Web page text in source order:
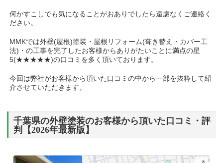
何かすこしでも気になることがおありでしたら遠慮なくご連絡く
ださい。
MMKでは外壁(屋根)塗装・屋根リフォーム(葺き替え・カバー工
法)・の工事を完了したお客様からありがたいことに満点の星
5(★★★★★)の口コミを多く頂いております。
今回は弊社がお客様から頂いた口コミの中から一部を抜粋して紹
介させていただきます。
千葉県の外壁塗装のお客様から頂いた口コミ・評
判【2026年最新版】